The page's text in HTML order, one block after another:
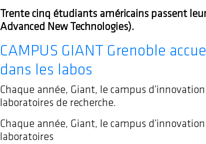
Trente cinq étudiants américains passent
Advanced New Technologies).
CAMPUS GIANT Grenoble
dans les labos
Chaque année, Giant, le campus
laboratoires de recherche.
Chaque année, Giant, le campus
laboratoires